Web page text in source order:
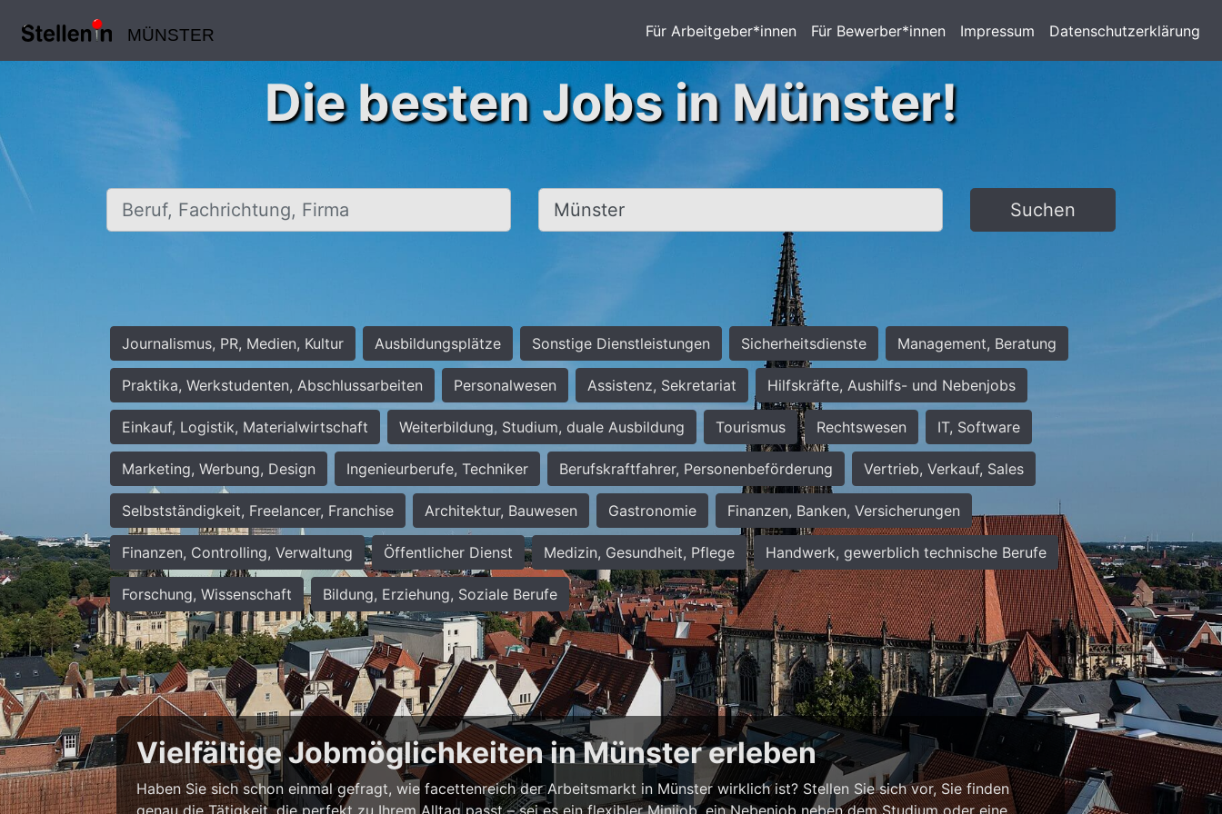
MÜNSTER Für Arbeitgeber*innen Für Bewerber*innen Impressum Datenschutzerklärung
Die besten Jobs in Münster!
Beruf, Fachrichtung, Firma Ort, Stadt Suchen
Journalismus, PR, Medien, Kultur Ausbildungsplätze Sonstige Dienstleistungen Sicherheitsdienste Management, Beratung
Praktika, Werkstudenten, Abschlussarbeiten Personalwesen Assistenz, Sekretariat Hilfskräfte, Aushilfs- und Nebenjobs
Einkauf, Logistik, Materialwirtschaft Weiterbildung, Studium, duale Ausbildung Tourismus Rechtswesen IT, Software
Marketing, Werbung, Design Ingenieurberufe, Techniker Berufskraftfahrer, Personenbeförderung Vertrieb, Verkauf, Sales
Selbstständigkeit, Freelancer, Franchise Architektur, Bauwesen Gastronomie Finanzen, Banken, Versicherungen
Finanzen, Controlling, Verwaltung Öffentlicher Dienst Medizin, Gesundheit, Pflege Handwerk, gewerblich technische Berufe
Forschung, Wissenschaft Bildung, Erziehung, Soziale Berufe
Vielfältige Jobmöglichkeiten in Münster erleben
Haben Sie sich schon einmal gefragt, wie facettenreich der Arbeitsmarkt in Münster wirklich ist? Stellen Sie sich vor, Sie finden